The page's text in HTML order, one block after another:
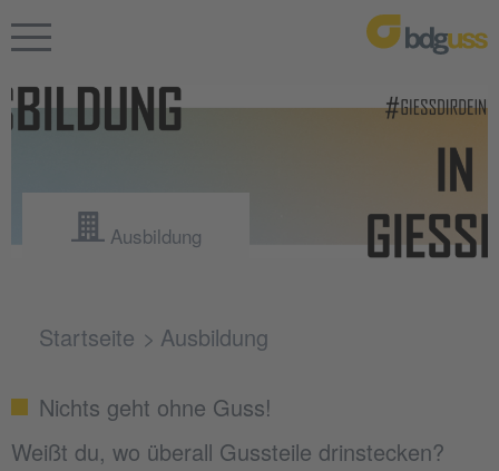
Ausbildung
Startseite Ausbildung
Nichts geht ohne Guss!
Weißt du, wo überall Gussteile drinstecken?